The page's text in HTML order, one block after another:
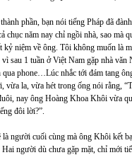
phần, bạn nói tiếng Pháp đã
chục năm nay chỉ ngồi nhà, sao mà
kỷ niệm về ông. Tôi không muốn là
vì sau 1 tuần ở Việt Nam gặp nhà
qua phone…Lúc nhắc tới đám tang
vừa la, vừa hét trong ống nói rằng,
nay ông Hoàng Khoa Khôi vừa
đôi lời?”.
là người cuối cùng mà ông Khôi kết
người dù chưa gặp mặt, chỉ mới